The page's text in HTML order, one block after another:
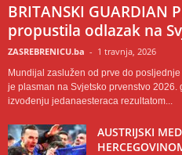
BRITANSKI GUARDIAN
propustila odlazak na
ZASREBRENICU.ba - 1 travnja, 2026
Mundijal zaslužen od prve do
je plasman na Svjetsko prvenstvo
izvođenju jedanaesteraca rezultatom...
AUSTRIJSKI